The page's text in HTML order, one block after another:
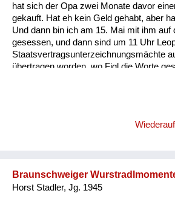
hat sich der Opa zwei Monate davor
gekauft. Hat eh kein Geld gehabt, aber
Und dann bin ich am 15. Mai mit ihm auf
gesessen, und dann sind um 11 Uhr
Staatsvertragsunterzeichnungsmächte
übertragen worden, wo Figl die Worte
was für ein Schatz das ist, wenn man
Für mich ist das sicher in meiner
Braunschweiger
Horst Stadler, Jg. 1945